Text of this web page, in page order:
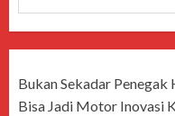
Bukan Sekadar
Bisa Jadi Motor Inovasi